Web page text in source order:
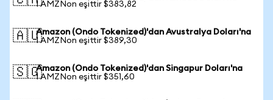
1 AMZNon eşittir $383,82
🇦🇺Amazon (Ondo Tokenized)'dan Avustralya Doları'na
1 AMZNon eşittir $389,30
🇸🇬Amazon (Ondo Tokenized)'dan Singapur Doları'na
1 AMZNon eşittir $351,60